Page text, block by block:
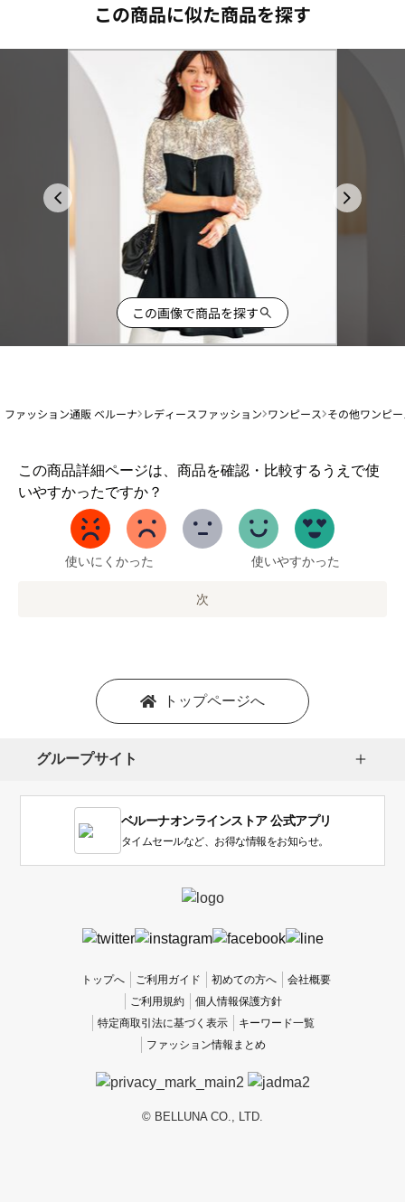
この商品に似た商品を探す
この画像で商品を探す
ファッション通販 ベルーナ レディースファッション ワンピース その他ワンピ
この商品詳細ページは、商品を確認・比較するうえで使
いやすかったですか？
1
か
い
使いにくかった 使いやすかった
次
トップページへ
グループサイト
ベルーナオンラインストア 公式アプリ
タイムセールなど、お得な情報をお知らせ。
トップへ ご利用ガイド 初めての方へ
会社概要
ご利用規約
個人情報保護方針
特定商取引法に基づく表示
キーワード一覧
ファッション情報まとめ
© BELLUNA CO., LTD.